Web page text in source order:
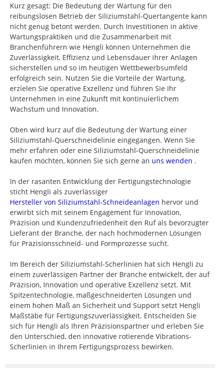
Kurz gesagt: Die Bedeutung der Wartung für den
reibungslosen Betrieb der Siliziumstahl-Quertangente kann
nicht genug betont werden. Durch Investitionen in aktive
Wartungspraktiken und die Zusammenarbeit mit
Branchenführern wie Hengli können Unternehmen die
Zuverlässigkeit, Effizienz und Lebensdauer ihrer Anlagen
sicherstellen und so im heutigen Wettbewerbsumfeld
erfolgreich sein. Nutzen Sie die Vorteile der Wartung,
erzielen Sie operative Exzellenz und führen Sie Ihr
Unternehmen in eine Zukunft mit kontinuierlichem
Wachstum und Innovation.
Oben wird kurz auf die Bedeutung der Wartung einer
Siliziumstahl-Querschneidelinie eingegangen. Wenn Sie
mehr erfahren oder eine Siliziumstahl-Querschneidelinie
kaufen möchten, können Sie sich gerne an uns wenden .
In der rasanten Entwicklung der Fertigungstechnologie
sticht Hengli als zuverlässiger
Hersteller von Siliziumstahl-Schneideanlagen hervor und
erwirbt sich mit seinem Engagement für Innovation,
Präzision und Kundenzufriedenheit den Ruf als bevorzugter
Lieferant der Branche, der nach hochmodernen Lösungen
für Präzisionsschneid- und Formprozesse sucht.
Im Bereich der Siliziumstahl-Scherlinien hat sich Hengli zu
einem zuverlässigen Partner der Branche entwickelt, der auf
Präzision, Innovation und operative Exzellenz setzt. Mit
Spitzentechnologie, maßgeschneiderten Lösungen und
einem hohen Maß an Sicherheit und Support setzt Hengli
Maßstäbe für Fertigungszuverlässigkeit. Entscheiden Sie
sich für Hengli als Ihren Präzisionspartner und erleben Sie
den Unterschied, den innovative rotierende Vibrations-
Scherlinien in Ihrem Fertigungsprozess bewirken.